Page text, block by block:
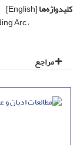
کلیدواژه‌ها[English]
Arc
مراجع